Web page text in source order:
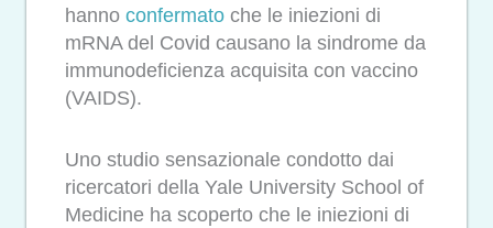
hanno confermato che le iniezioni di
mRNA del Covid causano la sindrome da
immunodeficienza acquisita con vaccino
(VAIDS).
Uno studio sensazionale condotto dai
ricercatori della Yale University School of
Medicine ha scoperto che le iniezioni di